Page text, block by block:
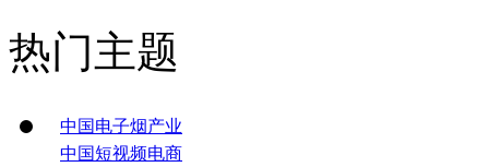
热门主题
中国电子烟产业
中国短视频电商